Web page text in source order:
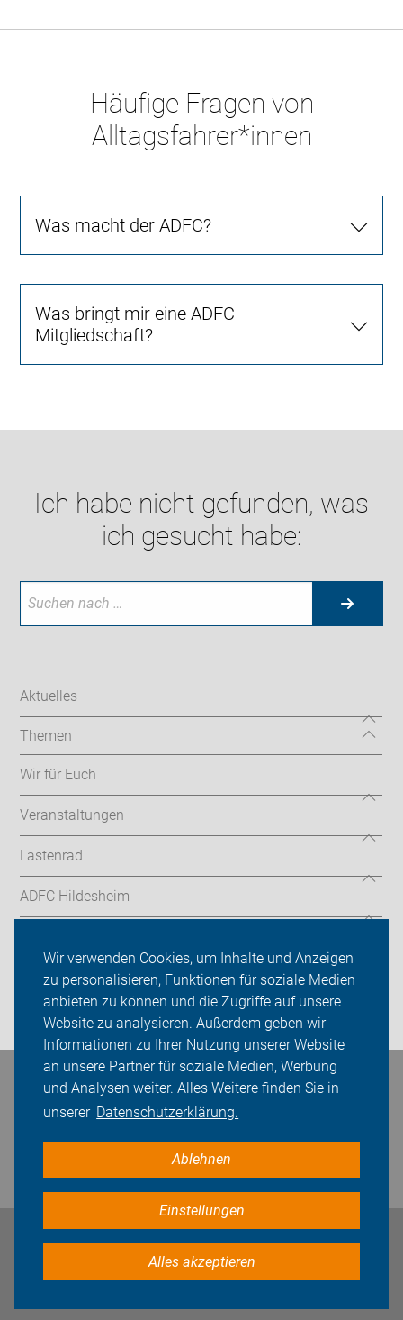
Wir verwenden Cookies, um Inhalte und Anzeigen
zu personalisieren, Funktionen für soziale Medien
anbieten zu können und die Zugriffe auf unsere
Website zu analysieren. Außerdem geben wir
Informationen zu Ihrer Nutzung unserer Website
an unsere Partner für soziale Medien, Werbung
und Analysen weiter. Alles Weitere finden Sie in
unserer Datenschutzerklärung.
Ablehnen
Einstellungen
Alles akzeptieren
Häufige Fragen von
Alltagsfahrer*innen
Was macht der ADFC?
Was bringt mir eine ADFC-
Mitgliedschaft?
Ich habe nicht gefunden, was
ich gesucht habe:
Aktuelles
Themen
Wir für Euch
Veranstaltungen
Lastenrad
ADFC Hildesheim
Presse
Login
Bleiben Sie in Kontakt